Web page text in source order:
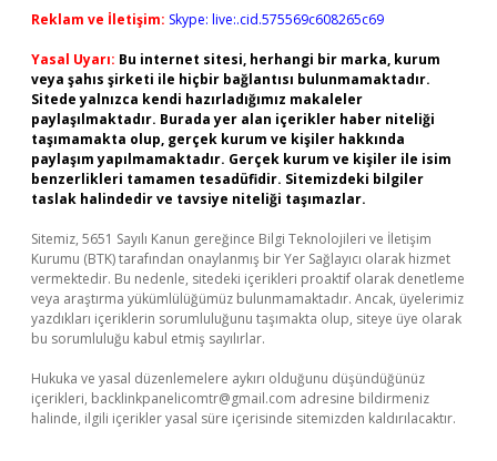
Reklam ve İletişim: Skype: live:.cid.575569c608265c69
Yasal Uyarı: Bu internet sitesi, herhangi bir marka, kurum
veya şahıs şirketi ile hiçbir bağlantısı bulunmamaktadır.
Sitede yalnızca kendi hazırladığımız makaleler
paylaşılmaktadır. Burada yer alan içerikler haber niteliği
taşımamakta olup, gerçek kurum ve kişiler hakkında
paylaşım yapılmamaktadır. Gerçek kurum ve kişiler ile isim
benzerlikleri tamamen tesadüfidir. Sitemizdeki bilgiler
taslak halindedir ve tavsiye niteliği taşımazlar.
Sitemiz, 5651 Sayılı Kanun gereğince Bilgi Teknolojileri ve İletişim
Kurumu (BTK) tarafından onaylanmış bir Yer Sağlayıcı olarak hizmet
vermektedir. Bu nedenle, sitedeki içerikleri proaktif olarak denetleme
veya araştırma yükümlülüğümüz bulunmamaktadır. Ancak, üyelerimiz
yazdıkları içeriklerin sorumluluğunu taşımakta olup, siteye üye olarak
bu sorumluluğu kabul etmiş sayılırlar.
Hukuka ve yasal düzenlemelere aykırı olduğunu düşündüğünüz
içerikleri, backlinkpanelicomtr@gmail.com adresine bildirmeniz
halinde, ilgili içerikler yasal süre içerisinde sitemizden kaldırılacaktır.